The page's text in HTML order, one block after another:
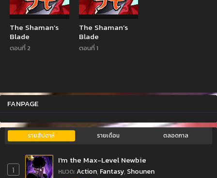
The Shaman’s
Blade
ตอนที่ 2
The Shaman’s
Blade
ตอนที่ 1
FANPAGE
รายสัปดาห์ รายเดือน ตลอดกาล
1
I'm the Max-Level Newbie
หมวด:Action, Fantasy, Shounen